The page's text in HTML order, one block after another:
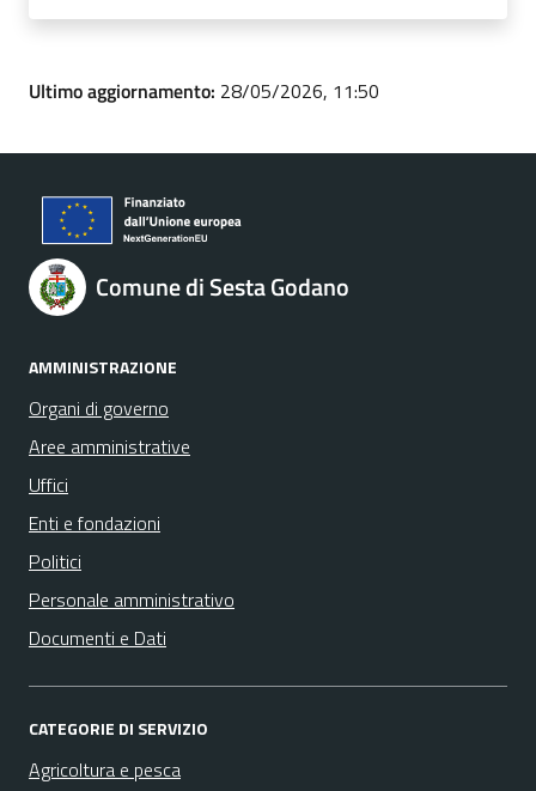
Ultimo aggiornamento: 28/05/2026, 11:50
Comune di Sesta Godano
AMMINISTRAZIONE
Organi di governo
Aree amministrative
Uffici
Enti e fondazioni
Politici
Personale amministrativo
Documenti e Dati
CATEGORIE DI SERVIZIO
Agricoltura e pesca